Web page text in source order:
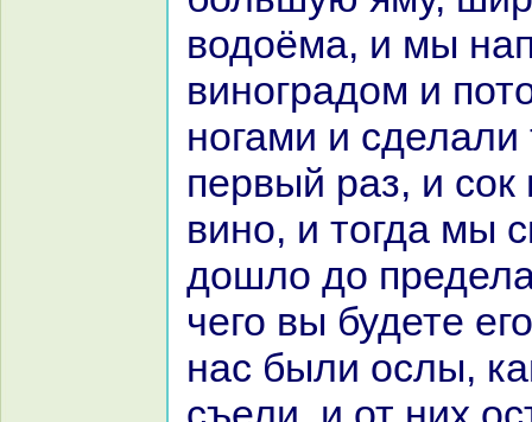
водоёма, и мы
виногpaдом и
ногами и
первый paз, и сок
вино, и тогда мы
дошло до
чего вы будете
нaс были ослы,